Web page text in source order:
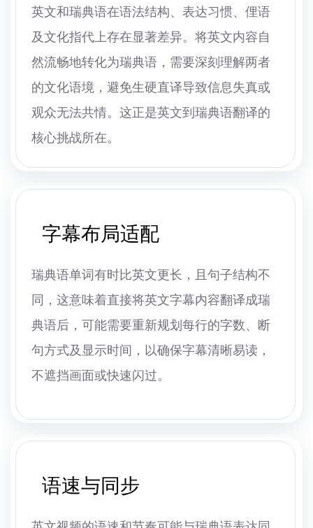
英文和瑞典语在语法结构、表达习惯、俚语
及文化指代上存在显著差异。将英文内容自
然流畅地转化为瑞典语，需要深刻理解两者
的文化语境，避免生硬直译导致信息失真或
观众无法共情。这正是英文到瑞典语翻译的
核心挑战所在。
字幕布局适配
瑞典语单词有时比英文更长，且句子结构不
同，这意味着直接将英文字幕内容翻译成瑞
典语后，可能需要重新规划每行的字数、断
句方式及显示时间，以确保字幕清晰易读，
不遮挡画面或快速闪过。
语速与同步